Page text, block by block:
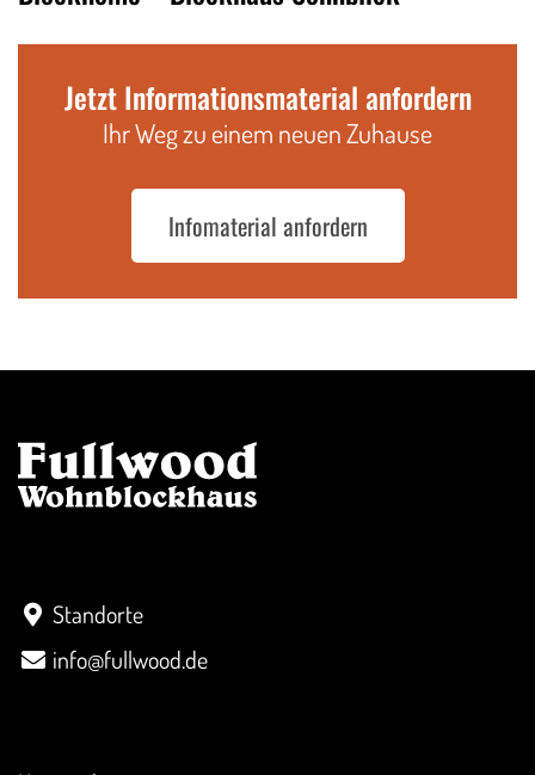
Jetzt Informationsmaterial anfordern
Ihr Weg zu einem neuen Zuhause
Infomaterial anfordern
Standorte
info@fullwood.de